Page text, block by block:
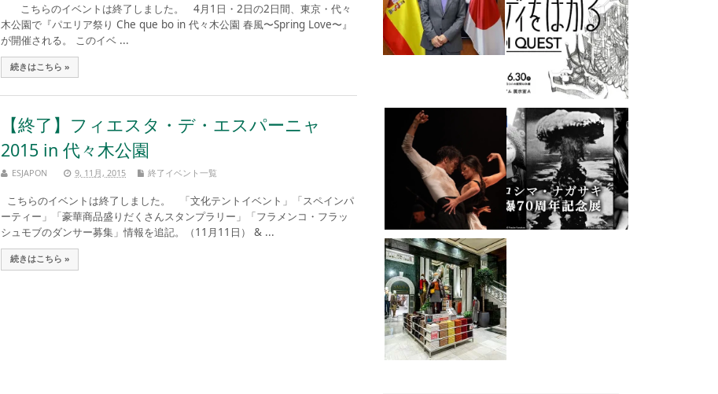
こちらのイベントは終了しました。 4月1日・2日の2日間、東京・代々
木公園で『パエリア祭り Che que bo in 代々木公園 春風〜Spring Love〜』
が開催される。 このイベ ...
続きはこちら »
【終了】フィエスタ・デ・エスパーニャ
2015 in 代々木公園
ESJAPON 9, 11月, 2015 終了イベント一覧
こちらのイベントは終了しました。 「文化テントイベント」「スペインパ
ーティー」「豪華商品盛りだくさんスタンプラリー」「フラメンコ・フラッ
シュモブのダンサー募集」情報を追記。（11月11日） & ...
続きはこちら »